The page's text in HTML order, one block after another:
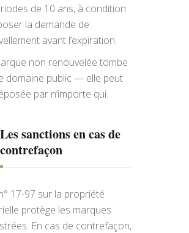
de 10 ans, à condition
la demande de
avant l’expiration.
non renouvelée tombe
domaine public — elle peut
par n’importe qui.
Les sanctions en cas de
contrefaçon
17-97 sur la propriété
protège les marques
En cas de contrefaçon,